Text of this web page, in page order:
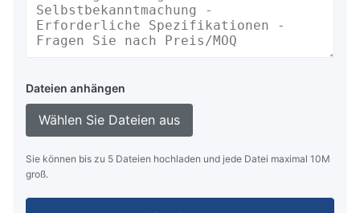
Dateien anhängen
Wählen Sie Dateien aus
Sie können bis zu 5 Dateien hochladen und jede Datei maximal 10M
groß.